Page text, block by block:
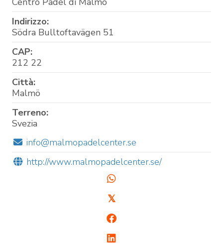
Indirizzo:
Södra Bulltoftavägen 51
CAP:
212 22
Città:
Malmö
Terreno:
Svezia
info@malmopadelcenter.se
http://www.malmopadelcenter.se/
𝕏